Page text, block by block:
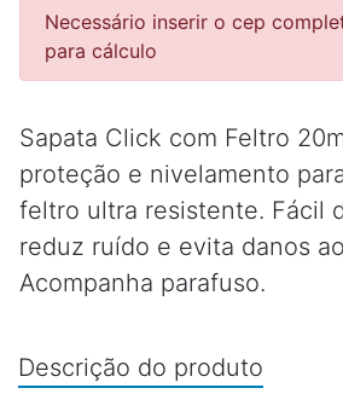
Necessário inserir o cep
para cálculo
Sapata Click com Feltro
proteção e nivelamento
feltro ultra resistente. Fácil
reduz ruído e evita danos
Acompanha parafuso.
Descrição do produto